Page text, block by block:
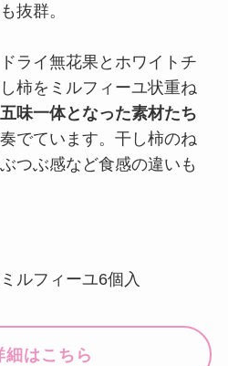
抜群。
ライ無花果とホワイトチ
柿をミルフィーユ状重ね
五味一体となった素材たち
でています。干し柿のね
つぶ感など食感の違いも
ルフィーユ6個入
細はこちら